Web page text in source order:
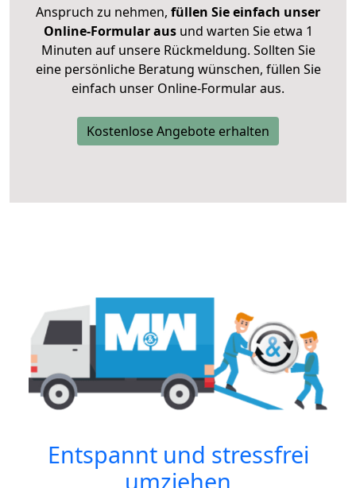
Anspruch zu nehmen, füllen Sie einfach unser
Online-Formular ausund warten Sie etwa 1
Minuten auf unsere Rückmeldung. Sollten Sie
eine persönliche Beratung wünschen, füllen Sie
einfach unser Online-Formular aus.
Kostenlose Angebote erhalten
Entspannt und stressfrei
umziehen